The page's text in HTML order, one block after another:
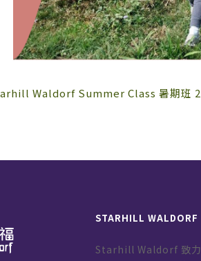
Waldorf Summer Class 暑期班
STARHILL WALDORF
Starhill Waldorf 致力